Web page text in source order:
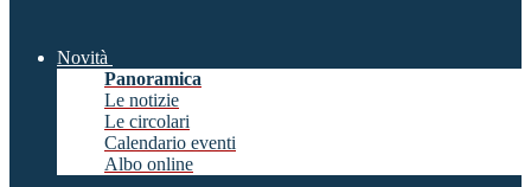
Novità
Panoramica
Le notizie
Le circolari
Calendario eventi
Albo online